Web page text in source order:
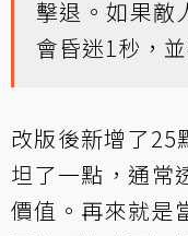
擊退。如果敵
會昏迷1秒，
改版後新增了25
坦了一點，通常
價值。再來就是